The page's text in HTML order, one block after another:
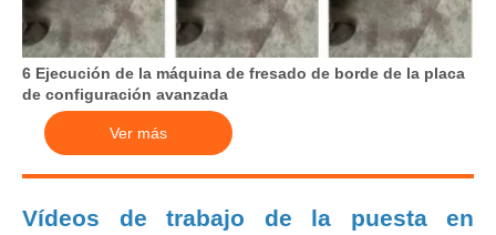
6 Ejecución de la máquina de fresado de borde de la placa
de configuración avanzada
Ver más
Vídeos de trabajo de la puesta en